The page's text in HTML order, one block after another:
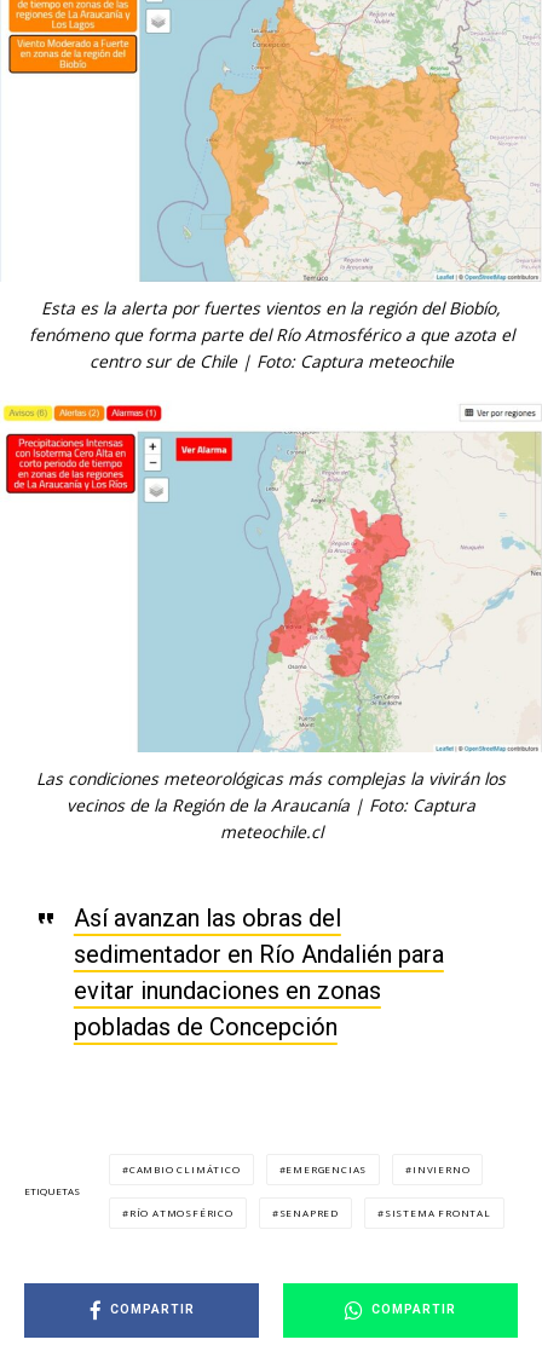
Esta es la alerta por fuertes vientos en la región del Biobío,
fenómeno que forma parte del Río Atmosférico a que azota el
centro sur de Chile | Foto: Captura meteochile
Las condiciones meteorológicas más complejas la vivirán los
vecinos de la Región de la Araucanía | Foto: Captura
meteochile.cl
Así avanzan las obras del
sedimentador en Río Andalién para
evitar inundaciones en zonas
pobladas de Concepción
ETIQUETAS
CAMBIO CLIMÁTICO EMERGENCIAS INVIERNO
RÍO ATMOSFÉRICO SENAPRED SISTEMA FRONTAL
COMPARTIR COMPARTIR